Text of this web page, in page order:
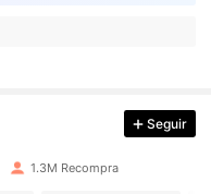
Seguir
1.3M Recompra